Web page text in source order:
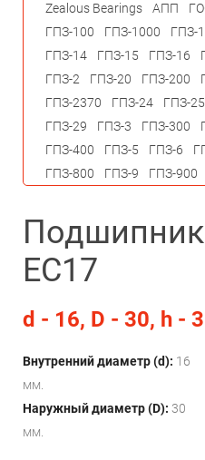
ЕС17
d - 16, D - 30, h -
Внутренний диаметр (d): 16
мм.
Наружный диаметр (D): 30
мм.
Zealous Bearings
АПП
ГПЗ-100
ГПЗ-1000 ГПЗ-
ГПЗ-14
ГПЗ-15 ГПЗ-16
ГПЗ-2
ГПЗ-20 ГПЗ-200
ГПЗ-2370
ГПЗ-24 ГПЗ-25
ГПЗ-29
ГПЗ-3 ГПЗ-300
ГПЗ-400
ГПЗ-5 ГПЗ-6
ГПЗ-800
ГПЗ-9 ГПЗ-900